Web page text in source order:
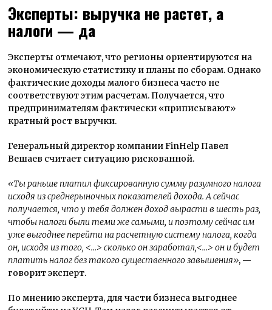
Эксперты: выручка не растет, а
налоги — да
Эксперты отмечают, что регионы ориентируются на
экономическую статистику и планы по сборам. Однако
фактические доходы малого бизнеса часто не
соответствуют этим расчетам. Получается, что
предпринимателям фактически «приписывают»
кратный рост выручки.
Генеральный директор компании FinHelp Павел
Вешаев считает ситуацию рискованной.
«Ты раньше платил фиксированную сумму разумного налога
исходя из среднерыночных показателей дохода. А сейчас
получается, что у тебя должен доход вырасти в шесть раз,
чтобы налоги были теми же самыми, и поэтому сейчас им
уже выгоднее перейти на расчетную систему налога, когда
он, исходя из того, <…> сколько он заработал,<…> он и будет
платить налог без такого существенного завышения», —
говорит эксперт.
По мнению эксперта, для части бизнеса выгоднее